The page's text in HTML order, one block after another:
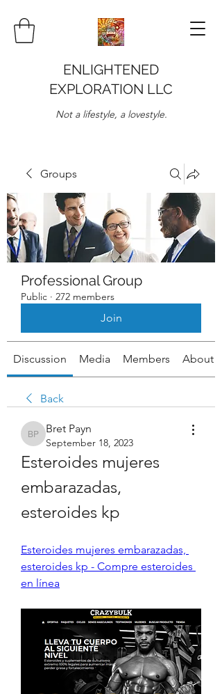
ENLIGHTENED
EXPLORATION LLC
Not a lifestyle, a lovestyle.
Groups
Professional Group
Public · 272 members
Join
Discussion Media Members About
Back
Bret Payn
Bret Payn
September 18, 2023
Esteroides mujeres
embarazadas,
esteroides kp
Esteroides mujeres embarazadas,
esteroides kp - Compre esteroides
en línea